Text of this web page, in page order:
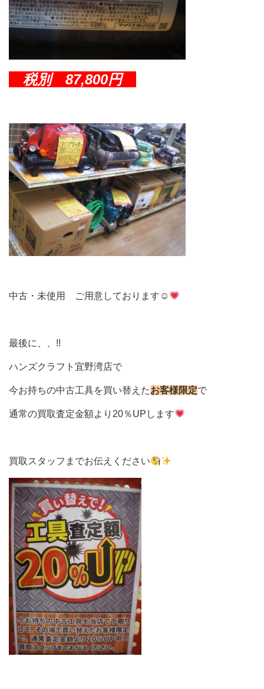
税別 87,800円
中古・未使用 ご用意しております☺
最後に、、!!
ハンズクラフト宜野湾店で
今お持ちの中古工具を買い替えたお客様限定で
通常の買取査定金額より20％UPします
買取スタッフまでお伝えください